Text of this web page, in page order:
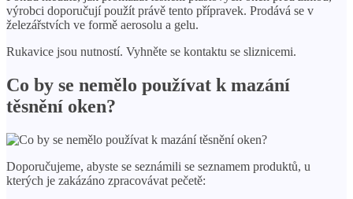
výrobci doporučují použít právě tento přípravek. Prodává se v
železářstvích ve formě aerosolu a gelu.
Rukavice jsou nutností. Vyhněte se kontaktu se sliznicemi.
Co by se nemělo používat k mazání
těsnění oken?
Doporučujeme, abyste se seznámili se seznamem produktů, u
kterých je zakázáno zpracovávat pečetě: